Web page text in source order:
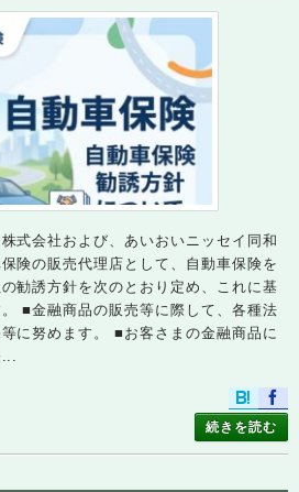
式会社および、あいおいニッセイ同和
険の販売代理店として、自動車保険を
勧誘方針を次のとおり定め、これに基
■金融商品の販売等に際して、各種法
に努めます。 ■お客さまの金融商品に
続きを読む